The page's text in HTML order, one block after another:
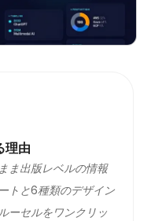
理由
ま出版レベルの情報
トと6種類のデザイン
ーセルをワンクリッ